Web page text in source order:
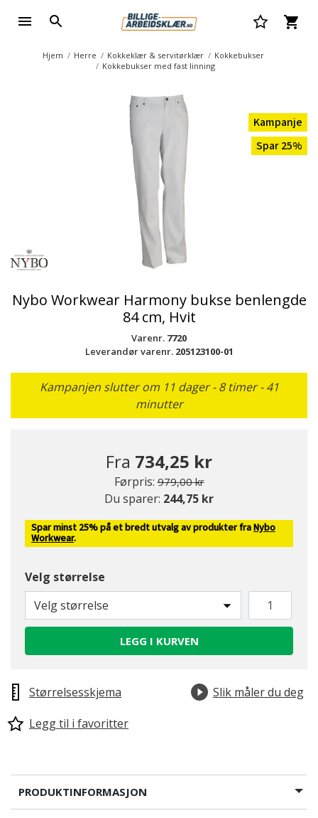
Hjem Herre Kokkeklær & servitørklær
Kokkebukser
Kokkebukser med fast linning
Kampanje
Spar 25%
Nybo Workwear Harmony bukse benlengde
84 cm, Hvit
Varenr. 7720
Leverandør varenr. 205123100-01
Kampanjen slutter om 11 dager - 8 timer - 41
minutter
Fra 734,25 kr
Førpris: Pris redusert fra
979,00 krtil
Du sparer: 244,75 kr
Spar minst 25% på et bredt utvalg av produkter fraNybo
Workwear.
Velg størrelse
Velg størrelse
LEGG I KURVEN
Størrelsesskjema
Slik måler du deg
Legg til i favoritter
PRODUKTINFORMASJON